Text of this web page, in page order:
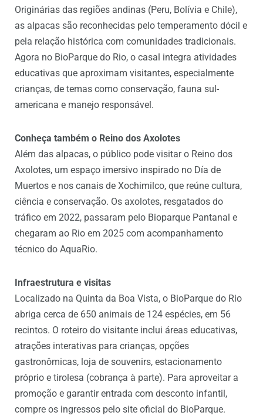
Originárias das regiões andinas (Peru, Bolívia e Chile),
as alpacas são reconhecidas pelo temperamento dócil e
pela relação histórica com comunidades tradicionais.
Agora no BioParque do Rio, o casal integra atividades
educativas que aproximam visitantes, especialmente
crianças, de temas como conservação, fauna sul-
americana e manejo responsável.
Conheça também o Reino dos Axolotes
Além das alpacas, o público pode visitar o Reino dos
Axolotes, um espaço imersivo inspirado no Día de
Muertos e nos canais de Xochimilco, que reúne cultura,
ciência e conservação. Os axolotes, resgatados do
tráfico em 2022, passaram pelo Bioparque Pantanal e
chegaram ao Rio em 2025 com acompanhamento
técnico do AquaRio.
Infraestrutura e visitas
Localizado na Quinta da Boa Vista, o BioParque do Rio
abriga cerca de 650 animais de 124 espécies, em 56
recintos. O roteiro do visitante inclui áreas educativas,
atrações interativas para crianças, opções
gastronômicas, loja de souvenirs, estacionamento
próprio e tirolesa (cobrança à parte). Para aproveitar a
promoção e garantir entrada com desconto infantil,
compre os ingressos pelo site oficial do BioParque.